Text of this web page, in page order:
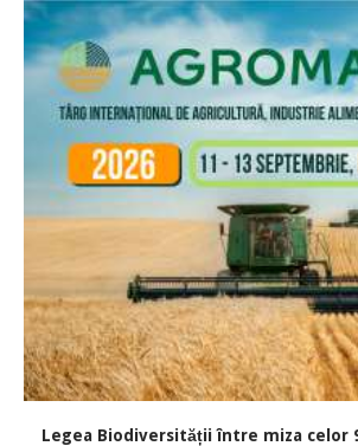
Legea Biodiversității între miza celor